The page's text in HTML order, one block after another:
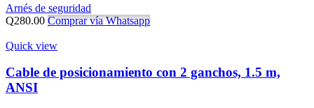
Arnés de seguridad
Q280.00 Comprar vía Whatsapp
Quick view
Cable de posicionamiento con 2 ganchos, 1.5 m,
ANSI